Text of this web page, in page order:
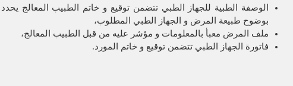
الوصفة الطبية للجهاز الطبي تتضمن توقيع و خاتم الطبيب المعالج يحدد
بوضوح طبيعة المرض و الجهاز الطبي المطلوب،
ملف المرض معبأ بالمعلومات و مؤشر عليه من قبل الطبيب المعالج،
فاتورة الجهاز الطبي تتضمن توقيع و خاتم المورد.